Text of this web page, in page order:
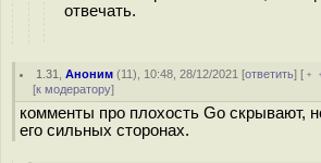
отвечать.
1.31 ,Аноним (11), 10:48, 28/12/2021 [ответить] [
[к модератору]
комменты про плохость Go скрывают,
его сильных сторонах.